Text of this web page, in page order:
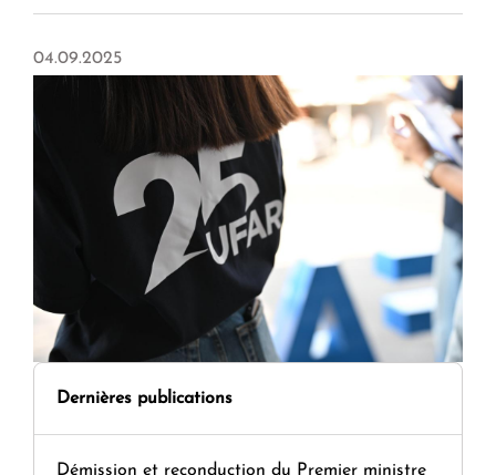
04.09.2025
Dernières publications
Démission et reconduction du Premier ministre